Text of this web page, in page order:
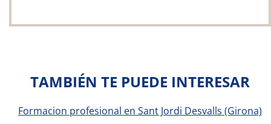
TAMBIÉN TE PUEDE INTERESAR
Formacion profesional en Sant Jordi Desvalls (Girona)